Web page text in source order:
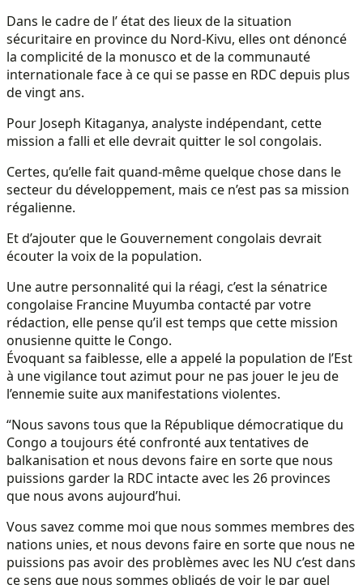
Dans le cadre de l’ état des lieux de la situation
sécuritaire en province du Nord-Kivu, elles ont dénoncé
la complicité de la monusco et de la communauté
internationale face à ce qui se passe en RDC depuis plus
de vingt ans.
Pour Joseph Kitaganya, analyste indépendant, cette
mission a falli et elle devrait quitter le sol congolais.
Certes, qu’elle fait quand-même quelque chose dans le
secteur du développement, mais ce n’est pas sa mission
régalienne.
Et d’ajouter que le Gouvernement congolais devrait
écouter la voix de la population.
Une autre personnalité qui la réagi, c’est la sénatrice
congolaise Francine Muyumba contacté par votre
rédaction, elle pense qu’il est temps que cette mission
onusienne quitte le Congo.
Évoquant sa faiblesse, elle a appelé la population de l’Est
à une vigilance tout azimut pour ne pas jouer le jeu de
l’ennemie suite aux manifestations violentes.
“Nous savons tous que la République démocratique du
Congo a toujours été confronté aux tentatives de
balkanisation et nous devons faire en sorte que nous
puissions garder la RDC intacte avec les 26 provinces
que nous avons aujourd’hui.
Vous savez comme moi que nous sommes membres des
nations unies, et nous devons faire en sorte que nous ne
puissions pas avoir des problèmes avec les NU c’est dans
ce sens que nous sommes obligés de voir le par quel